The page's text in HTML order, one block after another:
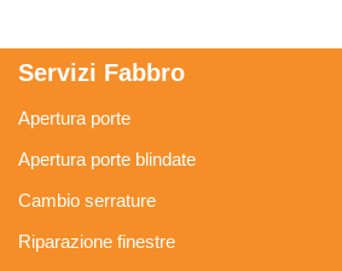
Servizi Fabbro
Apertura porte
Apertura porte blindate
Cambio serrature
Riparazione finestre